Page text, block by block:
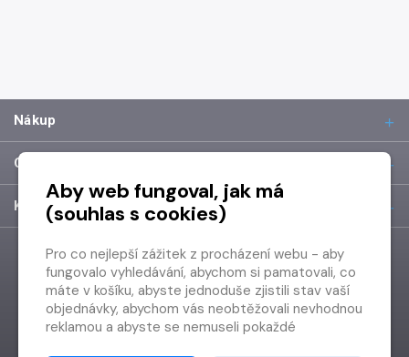
Nákup
O společnosti
Kontakt
Aby web fungoval, jak má
(souhlas s cookies)
Pro co nejlepší zážitek z procházení webu - aby
fungovalo vyhledávání, abychom si pamatovali, co
máte v košíku, abyste jednoduše zjistili stav vaší
objednávky, abychom vás neobtěžovali nevhodnou
reklamou a abyste se nemuseli pokaždé